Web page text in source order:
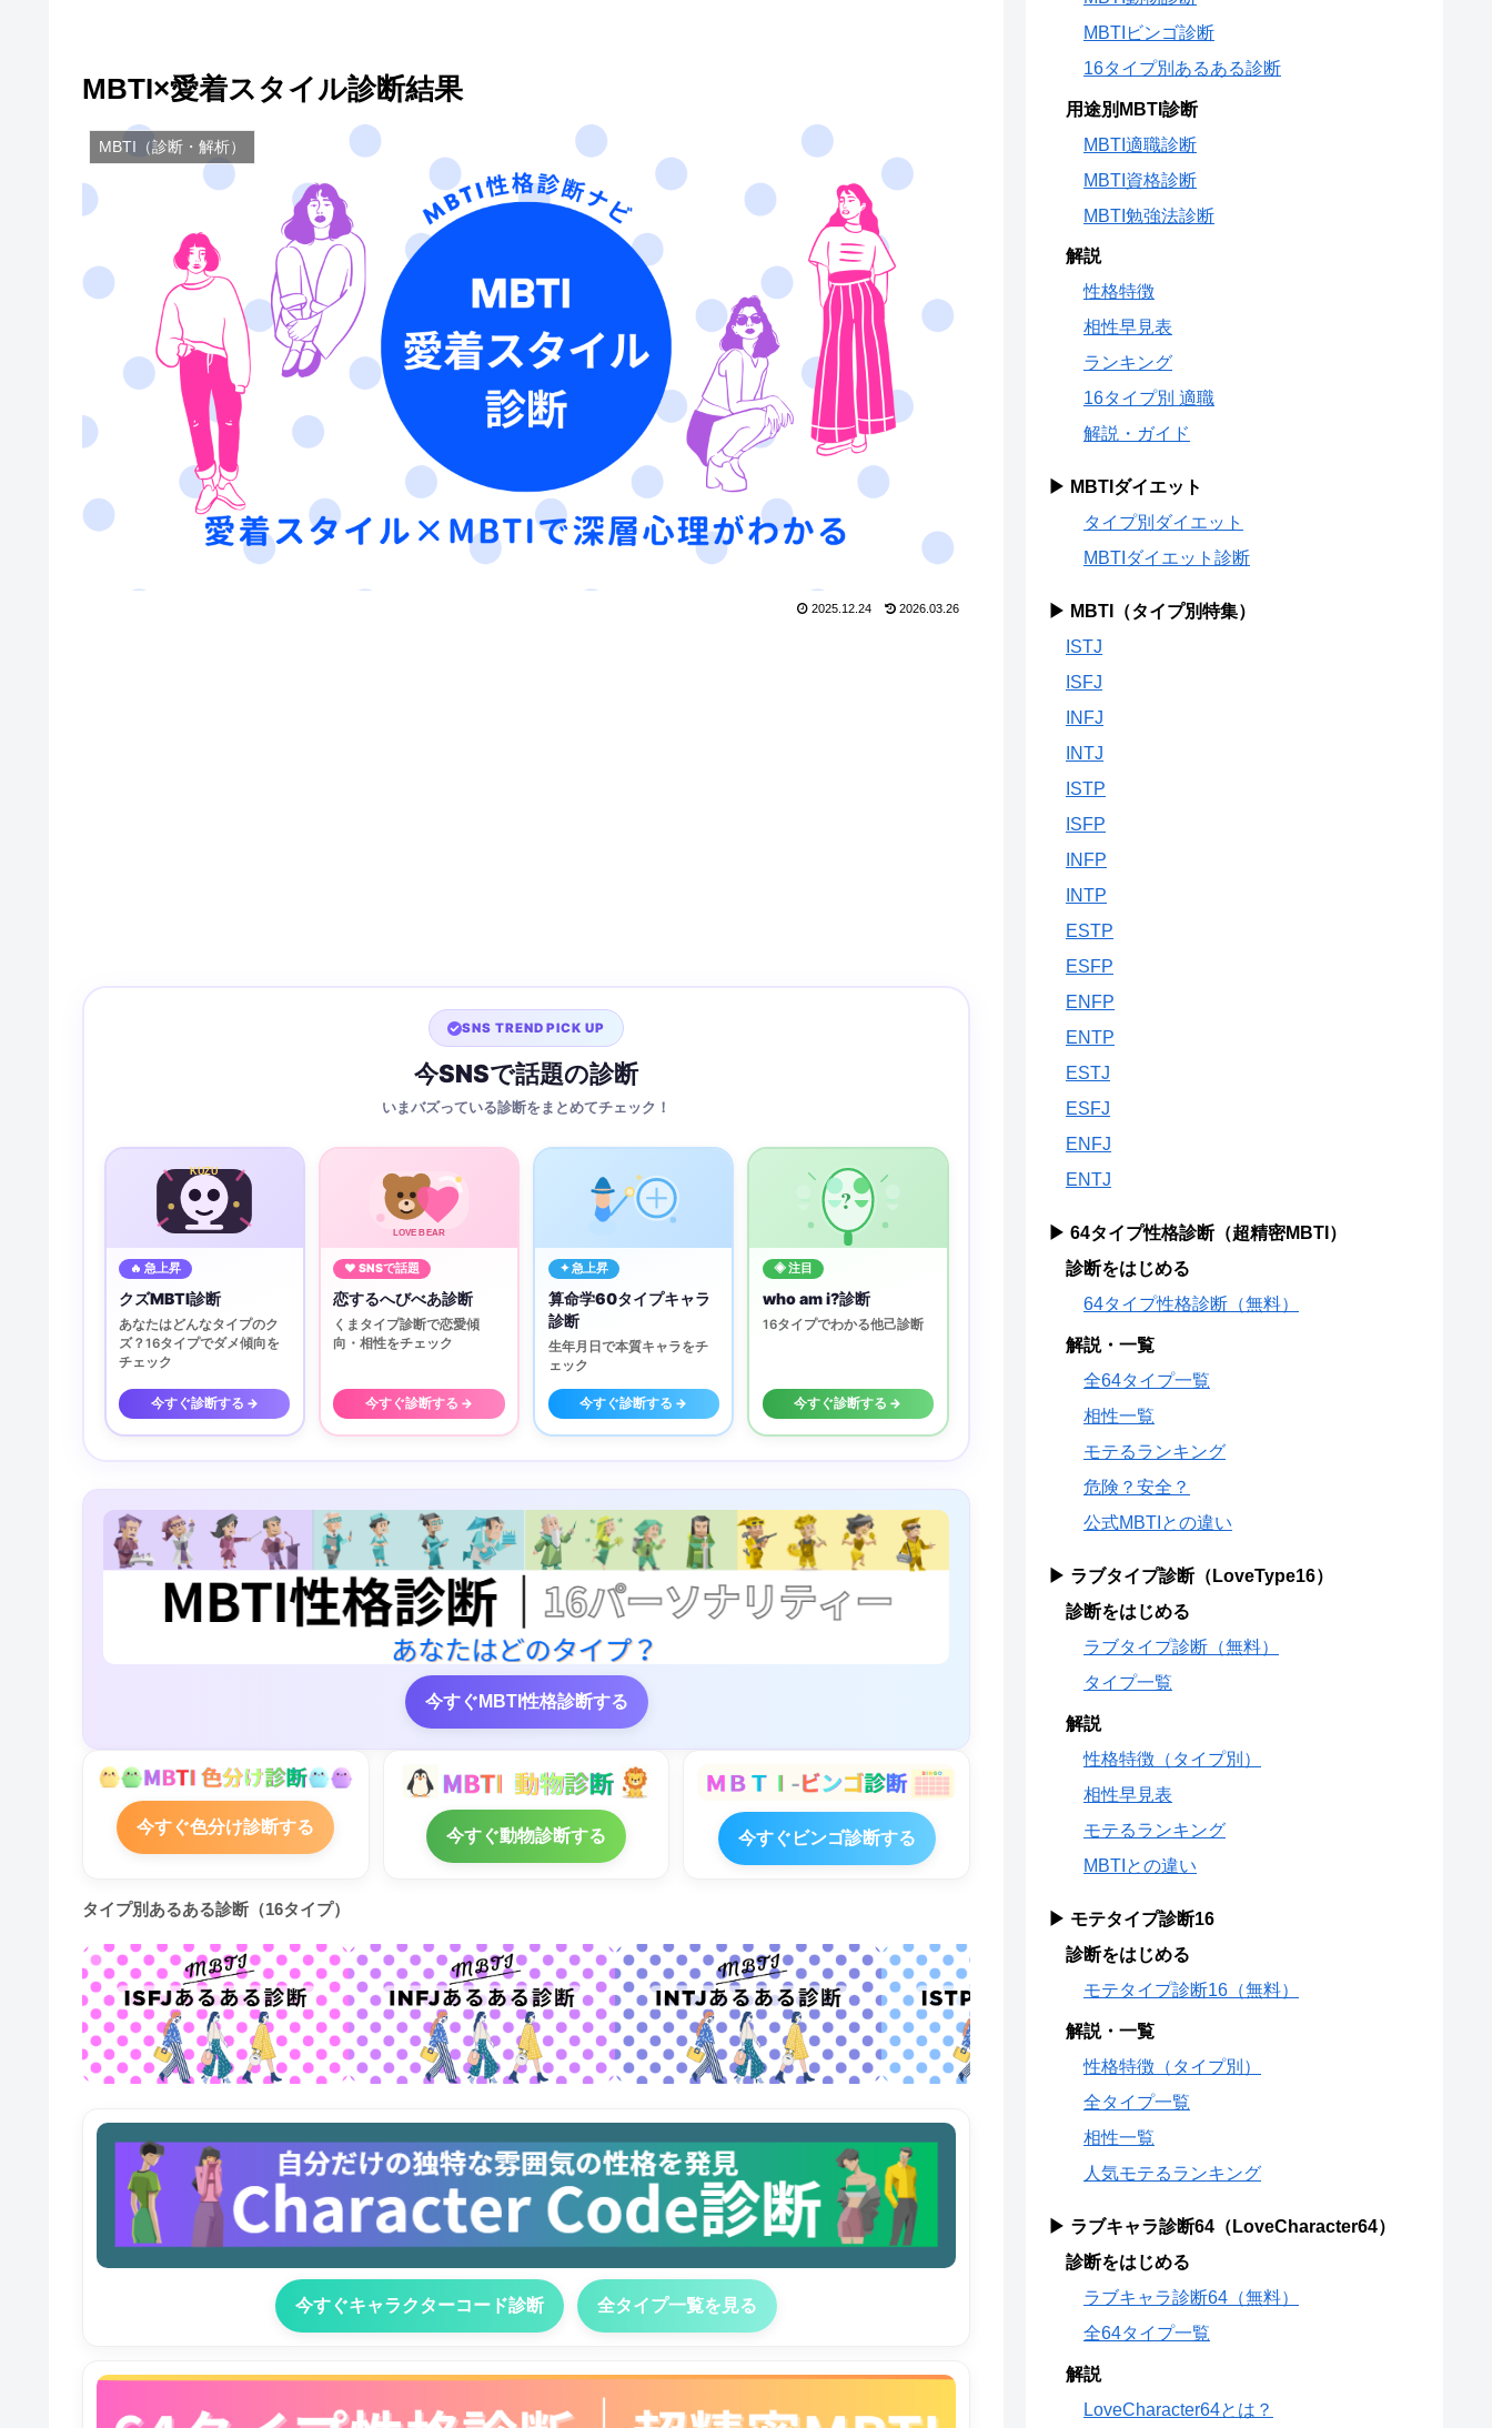
MBTI×愛着スタイル診断結果
MBTI（診断・解析）
2025.12.24 2026.03.26
SNS TREND PICK UP
今SNSで話題の診断
いまバズっている診断をまとめてチェック！
KUZU
🔥 急上昇
クズMBTI診断
あなたはどんなタイプのク
ズ？16タイプでダメ傾向を
チェック
今すぐ診断する →
LOVE BEAR
♥ SNSで話題
恋するへびべあ診断
くまタイプ診断で恋愛傾
向・相性をチェック
今すぐ診断する →
✦ 急上昇
算命学60タイプキャラ
診断
生年月日で本質キャラをチ
ェック
今すぐ診断する →
?
◈ 注目
who am i?診断
16タイプでわかる他己診断
今すぐ診断する →
今すぐMBTI性格診断する
今すぐ色分け診断する 今すぐ動物診断する 今すぐビンゴ診断する
タイプ別あるある診断（16タイプ）
今すぐキャラクターコード診断 全タイプ一覧を見る
MBTIビンゴ診断
16タイプ別あるある診断
用途別MBTI診断
MBTI適職診断
MBTI資格診断
MBTI勉強法診断
解説
性格特徴
相性早見表
ランキング
16タイプ別 適職
解説・ガイド
▶ MBTIダイエット
タイプ別ダイエット
MBTIダイエット診断
▶ MBTI（タイプ別特集）
ISTJ
ISFJ
INFJ
INTJ
ISTP
ISFP
INFP
INTP
ESTP
ESFP
ENFP
ENTP
ESTJ
ESFJ
ENFJ
ENTJ
▶ 64タイプ性格診断（超精密MBTI）
診断をはじめる
64タイプ性格診断（無料）
解説・一覧
全64タイプ一覧
相性一覧
モテるランキング
危険？安全？
公式MBTIとの違い
▶ ラブタイプ診断（LoveType16）
診断をはじめる
ラブタイプ診断（無料）
タイプ一覧
解説
性格特徴（タイプ別）
相性早見表
モテるランキング
MBTIとの違い
▶ モテタイプ診断16
診断をはじめる
モテタイプ診断16（無料）
解説・一覧
性格特徴（タイプ別）
全タイプ一覧
相性一覧
人気モテるランキング
▶ ラブキャラ診断64（LoveCharacter64）
診断をはじめる
ラブキャラ診断64（無料）
全64タイプ一覧
解説
LoveCharacter64とは？